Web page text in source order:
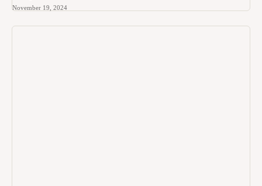
November 19, 2024